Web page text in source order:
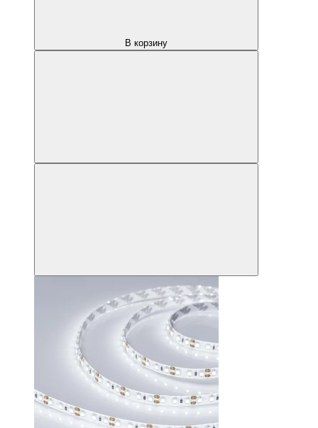
В корзину